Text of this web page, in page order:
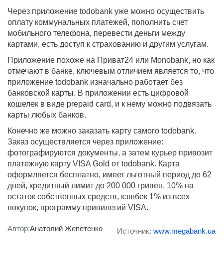
Через приложение todobank уже можно осуществить
оплату коммунальных платежей, пополнить счет
мобильного телефона, перевести деньги между
картами, есть доступ к страхованию и другим услугам.
Приложение похоже на Приват24 или Monobank, но как
отмечают в банке, ключевым отличием является то, что
приложение todobank изначально работает без
банковской карты. В приложении есть цифровой
кошелек в виде prepaid card, и к нему можно подвязать
карты любых банков.
Конечно же можно заказать карту самого todobank.
Заказ осуществляется через приложение:
фотографируются документы, а затем курьер привозит
платежную карту VISA Gold от todobank. Карта
оформляется бесплатно, имеет льготный период до 62
дней, кредитный лимит до 200 000 гривен, 10% на
остаток собственных средств, кэшбек 1% из всех
покупок, программу привилегий VISA.
Автор:Анатолий Жепетенко Источник: www.megabank.ua